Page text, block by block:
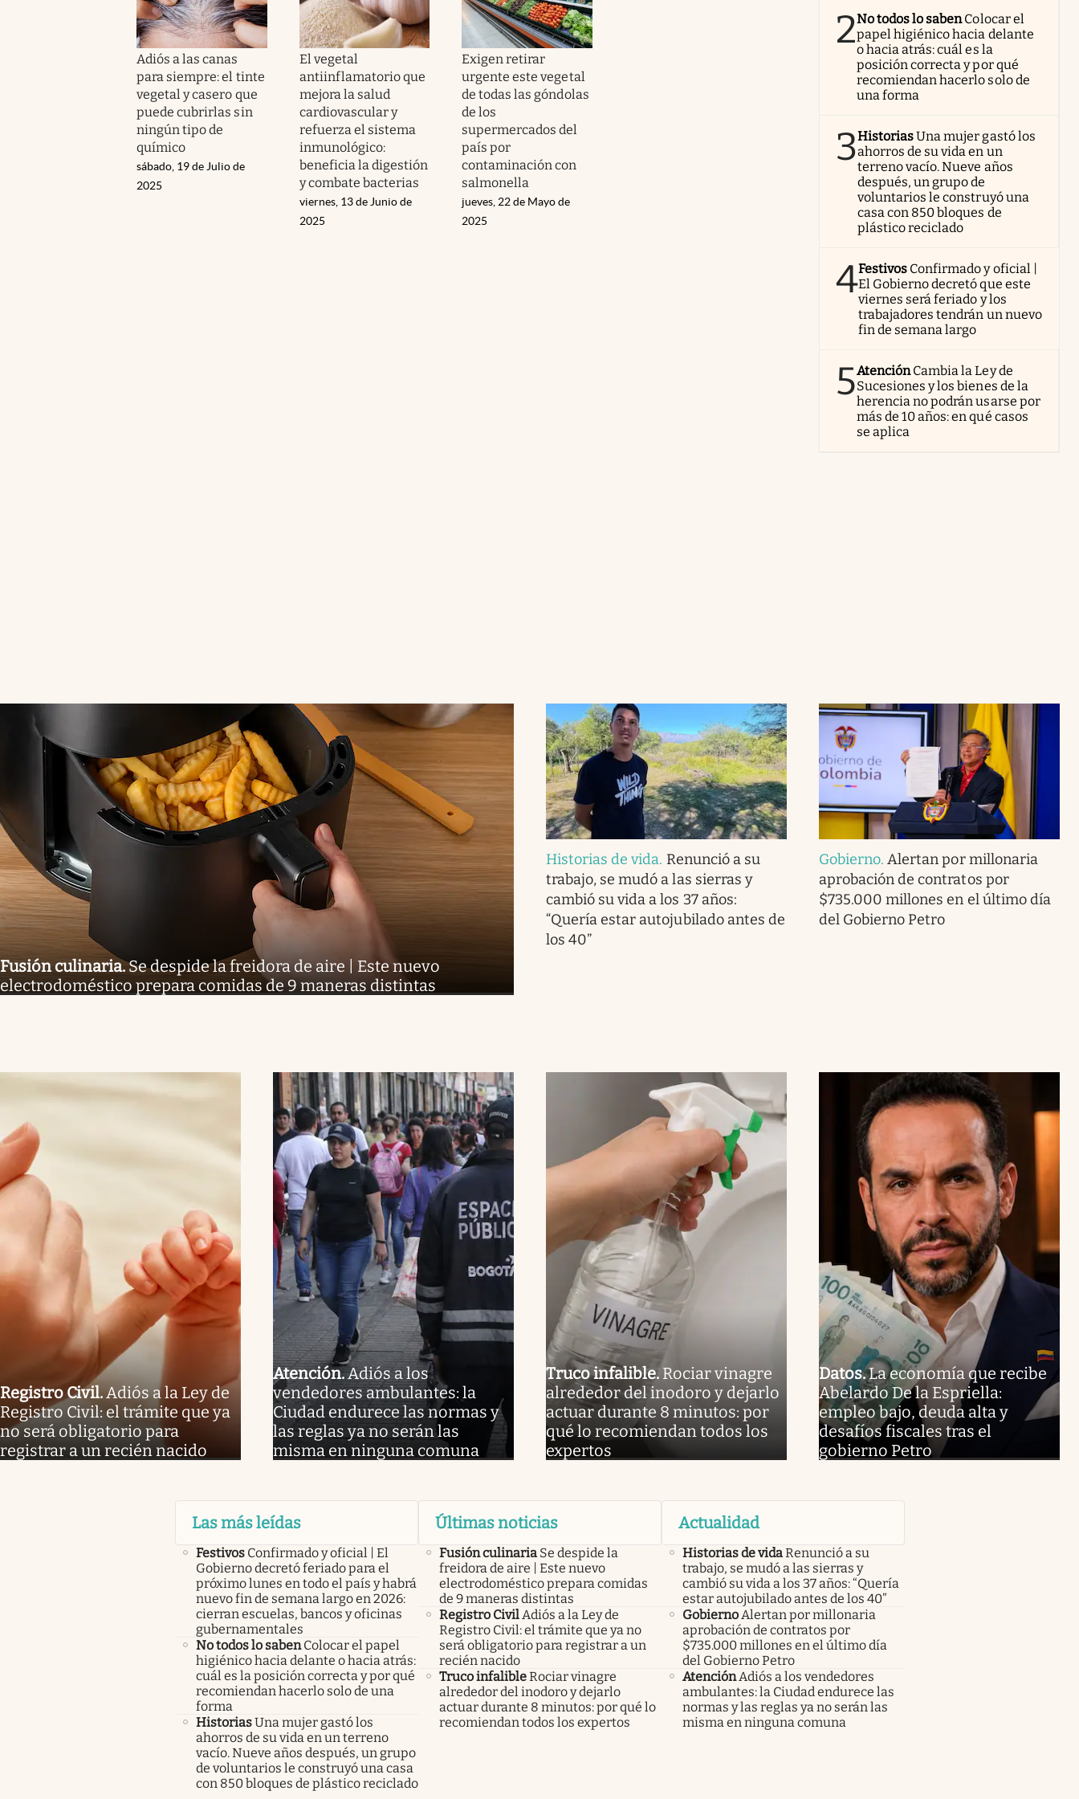
Adiós a las canas
para siempre: el tinte
vegetal y casero que
puede cubrirlas sin
ningún tipo de
químico
sábado, 19 de Julio de
2025
El vegetal
antiinflamatorio que
mejora la salud
cardiovascular y
refuerza el sistema
inmunológico:
beneficia la digestión
y combate bacterias
viernes, 13 de Junio de
2025
Exigen retirar
urgente este vegetal
de todas las góndolas
de los
supermercados del
país por
contaminación con
salmonella
jueves, 22 de Mayo de
2025
2No todos lo sabenColocar el
papel higiénico hacia delante
o hacia atrás: cuál es la
posición correcta y por qué
recomiendan hacerlo solo de
una forma
3HistoriasUna mujer gastó los
ahorros de su vida en un
terreno vacío. Nueve años
después, un grupo de
voluntarios le construyó una
casa con 850 bloques de
plástico reciclado
4Festivos Confirmado y oficial |
El Gobierno decretó que este
viernes será feriado y los
trabajadores tendrán un nuevo
fin de semana largo
5AtenciónCambia la Ley de
Sucesiones y los bienes de la
herencia no podrán usarse por
más de 10 años: en qué casos
se aplica
Fusión culinaria.Se despide la freidora de aire | Este nuevo
electrodoméstico prepara comidas de 9 maneras distintas
Historias de vida. Renunció a su
trabajo, se mudó a las sierras y
cambió su vida a los 37 años:
“Quería estar autojubilado antes de
los 40”
Gobierno.Alertan por millonaria
aprobación de contratos por
$735.000 millones en el último día
del Gobierno Petro
Registro Civil.Adiós a la Ley de
Registro Civil: el trámite que ya
no será obligatorio para
registrar a un recién nacido
Atención.Adiós a los
vendedores ambulantes: la
Ciudad endurece las normas y
las reglas ya no serán las
misma en ninguna comuna
Truco infalible. Rociar vinagre
alrededor del inodoro y dejarlo
actuar durante 8 minutos: por
qué lo recomiendan todos los
expertos
Datos.La economía que recibe
Abelardo De la Espriella:
empleo bajo, deuda alta y
desafíos fiscales tras el
gobierno Petro
Las más leídas
Festivos Confirmado y oficial | El
Gobierno decretó feriado para el
próximo lunes en todo el país y habrá
nuevo fin de semana largo en 2026:
cierran escuelas, bancos y oficinas
gubernamentales
No todos lo saben Colocar el papel
higiénico hacia delante o hacia atrás:
cuál es la posición correcta y por qué
recomiendan hacerlo solo de una
forma
HistoriasUna mujer gastó los
ahorros de su vida en un terreno
vacío. Nueve años después, un grupo
de voluntarios le construyó una casa
con 850 bloques de plástico reciclado
Últimas noticias
Fusión culinaria Se despide la
freidora de aire | Este nuevo
electrodoméstico prepara comidas
de 9 maneras distintas
Registro CivilAdiós a la Ley de
Registro Civil: el trámite que ya no
será obligatorio para registrar a un
recién nacido
Truco infalibleRociar vinagre
alrededor del inodoro y dejarlo
actuar durante 8 minutos: por qué lo
recomiendan todos los expertos
Actualidad
Historias de vidaRenunció a su
trabajo, se mudó a las sierras y
cambió su vida a los 37 años: “Quería
estar autojubilado antes de los 40”
GobiernoAlertan por millonaria
aprobación de contratos por
$735.000 millones en el último día
del Gobierno Petro
AtenciónAdiós a los vendedores
ambulantes: la Ciudad endurece las
normas y las reglas ya no serán las
misma en ninguna comuna